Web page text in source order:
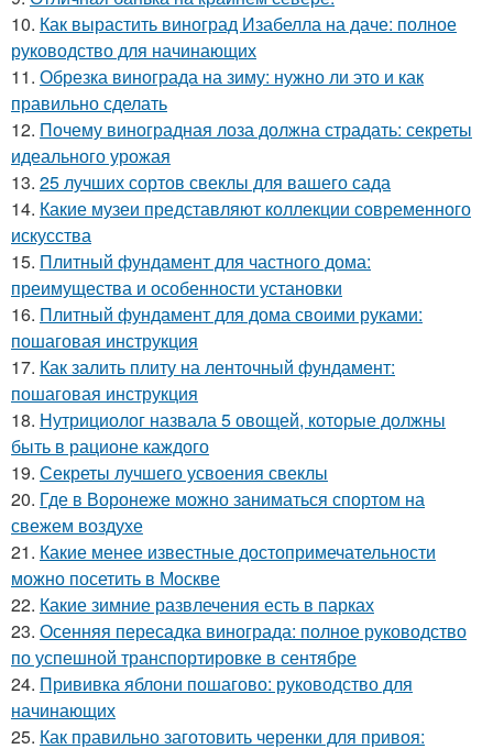
10. Как вырастить виноград Изабелла на даче: полное
руководство для начинающих
11. Обрезка винограда на зиму: нужно ли это и как
правильно сделать
12. Почему виноградная лоза должна страдать: секреты
идеального урожая
13. 25 лучших сортов свеклы для вашего сада
14. Какие музеи представляют коллекции современного
искусства
15. Плитный фундамент для частного дома:
преимущества и особенности установки
16. Плитный фундамент для дома своими руками:
пошаговая инструкция
17. Как залить плиту на ленточный фундамент:
пошаговая инструкция
18. Нутрициолог назвала 5 овощей, которые должны
быть в рационе каждого
19. Секреты лучшего усвоения свеклы
20. Где в Воронеже можно заниматься спортом на
свежем воздухе
21. Какие менее известные достопримечательности
можно посетить в Москве
22. Какие зимние развлечения есть в парках
23. Осенняя пересадка винограда: полное руководство
по успешной транспортировке в сентябре
24. Прививка яблони пошагово: руководство для
начинающих
25. Как правильно заготовить черенки для привоя: